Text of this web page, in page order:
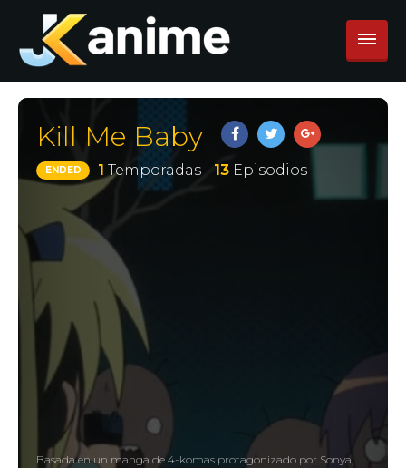
Kill Me Baby
ENDED 1 Temporadas - 13Episodios
Basada en un manga de 4-komas protagonizado por Sonya,